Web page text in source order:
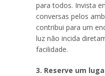
para todos. Invista
conversas pelos
contribui para um
luz não incida
facilidade.
3. Reserve um